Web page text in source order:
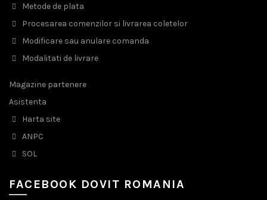
Metode de plata
Procesarea comenzilor si livrarea coletelor
Modificare sau anulare comanda
Modalitati de livrare
Magazine partenere
Asistenta
Harta site
ANPC
SOL
FACEBOOK DOVIT ROMANIA